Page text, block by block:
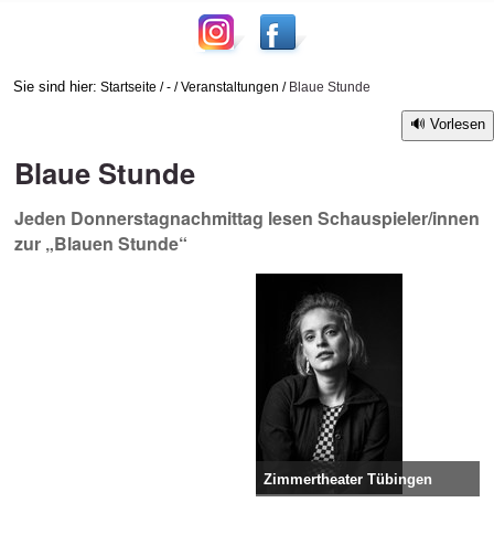
Sie sind hier: Startseite /- /Veranstaltungen / Blaue Stunde
Vorlesen
Blaue Stunde
Jeden Donnerstagnachmittag lesen Schauspieler/innen
zur „Blauen Stunde“
Zimmertheater Tübingen